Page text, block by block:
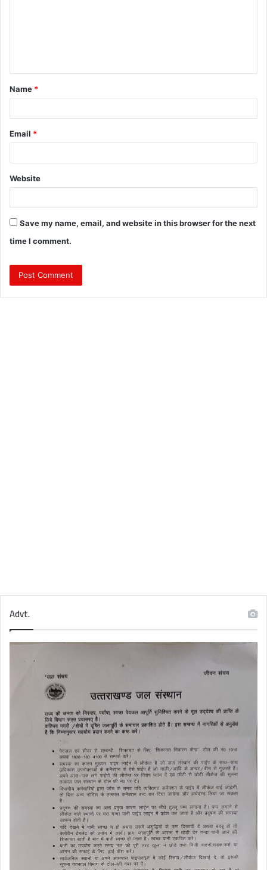
t
*
Name *
Email *
Website
Save my name, email, and website in this browser for the next
time I comment.
Advt.